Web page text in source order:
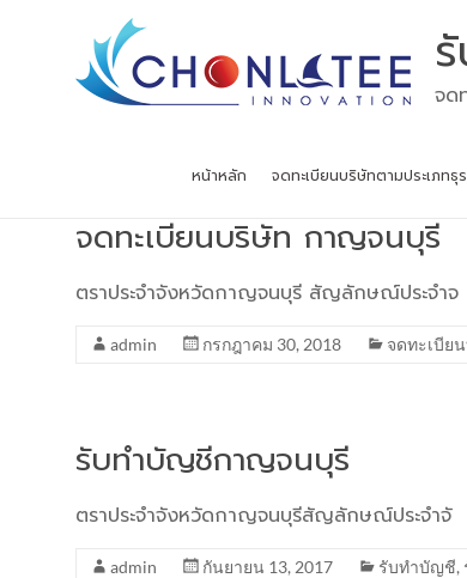
จด
หน้าหลัก จดทะเบียนบริษัทตามประเภทธุ
จดทะเบียนบริษัท กาญจนบุรี
ตราประจำจังหวัดกาญจนบุรี สัญลักษณ์ประจำจ
admin กรกฎาคม 30, 2018 จดทะเบีย
รับทำบัญชีกาญจนบุรี
ตราประจำจังหวัดกาญจนบุรีสัญลักษณ์ประจำจั
admin กันยายน 13, 2017 รับทำบัญชี,